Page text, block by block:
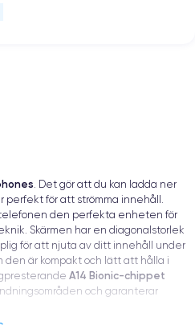
. Det gör att du kan ladda ner
perfekt för att strömma innehåll.
den perfekta enheten för
Skärmen har en diagonalstorlek
för att njuta av ditt innehåll under
den är kompakt och lätt att hålla i
A14 Bionic-chippet
och garanterar